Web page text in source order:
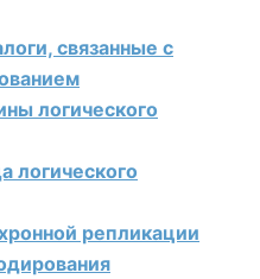
связанные с
логического
логического
репликации